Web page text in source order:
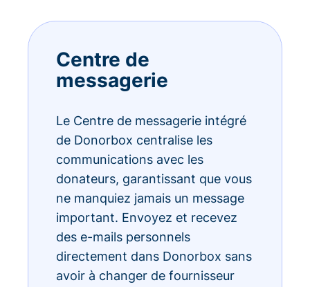
Centre de
messagerie
Le Centre de messagerie intégré
de Donorbox centralise les
communications avec les
donateurs, garantissant que vous
ne manquiez jamais un message
important. Envoyez et recevez
des e-mails personnels
directement dans Donorbox sans
avoir à changer de fournisseur